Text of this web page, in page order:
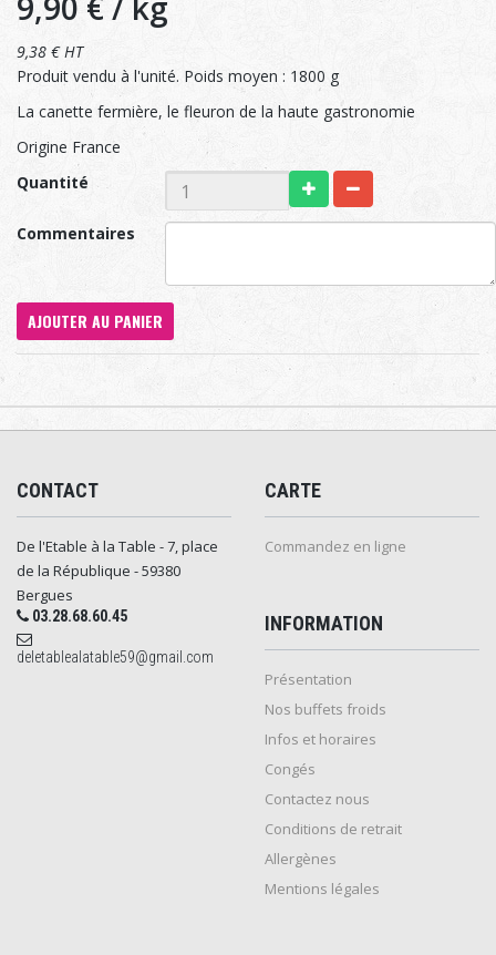
9,38 € HT
Produit vendu à l'unité. Poids moyen : 1800 g
La canette fermière, le fleuron de la haute gastronomie
Origine France
Quantité
Commentaires
AJOUTER AU PANIER
CONTACT
De l'Etable à la Table - 7, place
de la République - 59380
Bergues
03.28.68.60.45
deletablealatable59@gmail.com
CARTE
Commandez en ligne
INFORMATION
Présentation
Nos buffets froids
Infos et horaires
Congés
Contactez nous
Conditions de retrait
Allergènes
Mentions légales